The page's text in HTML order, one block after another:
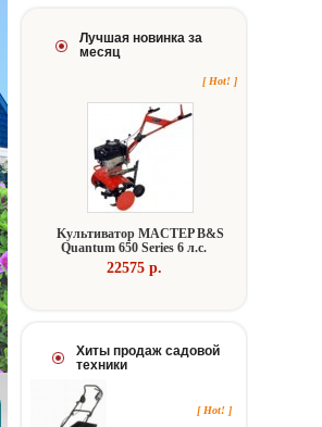
Лучшая новинка за
месяц
[ Hot! ]
Kультивaтop MACTEP B&S
Quantum 650 Series 6 л.c.
22575 p.
Хиты продаж садовой
техники
[ Hot! ]